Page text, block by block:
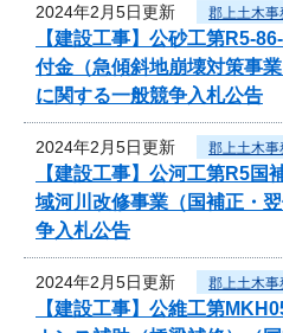
2024年2月5日更新 郡上土木事
【建設工事】公砂工第R5-
付金（急傾斜地崩壊対策事
に関する一般競争入札公告
2024年2月5日更新 郡上土木事
【建設工事】公河工第R5
域河川改修事業（国補正・
争入札公告
2024年2月5日更新 郡上土木事
【建設工事】公維工第